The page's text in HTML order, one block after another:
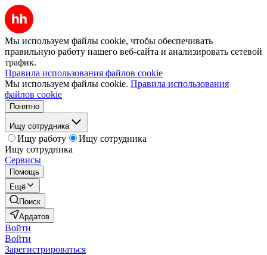
Мы используем файлы cookie, чтобы обеспечивать
правильную работу нашего веб-сайта и анализировать сетевой
трафик.
Правила использования файлов cookie
Мы используем файлы cookie. Правила использования
файлов cookie
Понятно
Ищу сотрудника
Ищу работу
Ищу сотрудника
Ищу сотрудника
Сервисы
Помощь
Ещё
Поиск
Ардатов
Войти
Войти
Зарегистрироваться